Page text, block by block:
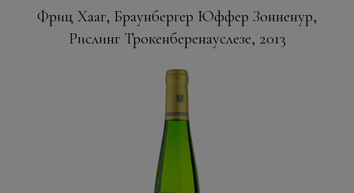
Фриц Хааг, Браунбергер Юффер Зонненур,
Рислинг Трокенберенауслезе, 2013